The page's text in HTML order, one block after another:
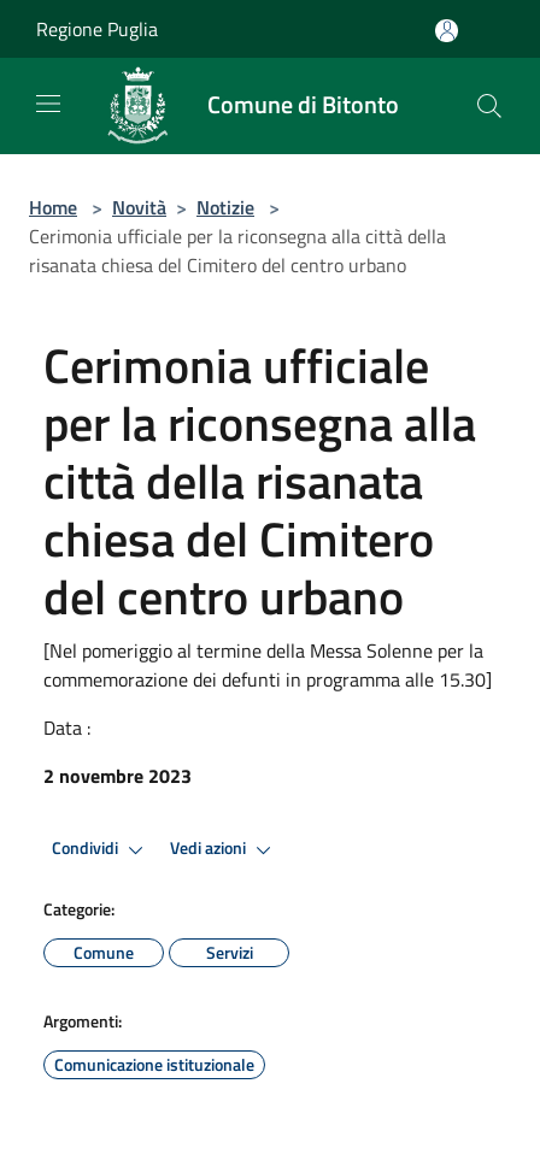
Regione Puglia
Comune di Bitonto
Home > Novità > Notizie >
Cerimonia ufficiale per la riconsegna alla città della
risanata chiesa del Cimitero del centro urbano
Cerimonia ufficiale
per la riconsegna alla
città della risanata
chiesa del Cimitero
del centro urbano
[Nel pomeriggio al termine della Messa Solenne per la
commemorazione dei defunti in programma alle 15.30]
Data :
2 novembre 2023
Condividi Vedi azioni
Categorie:
Comune
Servizi
Argomenti:
Comunicazione istituzionale